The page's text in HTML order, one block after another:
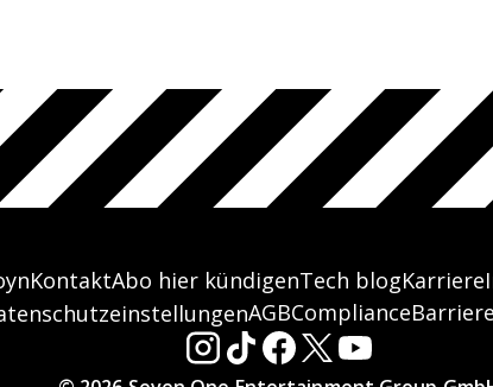
KontaktAbo hier kündigenTech blogKarriere
AGBCompliance